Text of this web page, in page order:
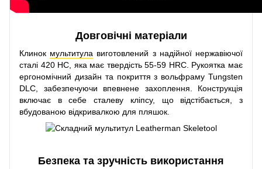
Довговічні матеріали
Клинок мультитула виготовлений з надійної нержавіючої
сталі 420 HC, яка має твердість 55-59 HRC. Рукоятка має
ергономічний дизайн та покриття з вольфраму Tungsten
DLC, забезпечуючи впевнене захоплення. Конструкція
включає в себе сталеву кліпсу, що відстібається, з
вбудованою відкривалкою для пляшок.
Безпека та зручність використання